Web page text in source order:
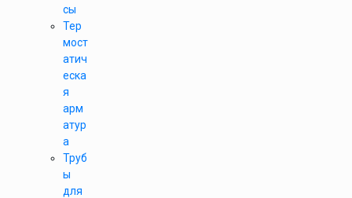
сы
Тер
мост
атич
еска
я
арм
атур
а
Труб
ы
для